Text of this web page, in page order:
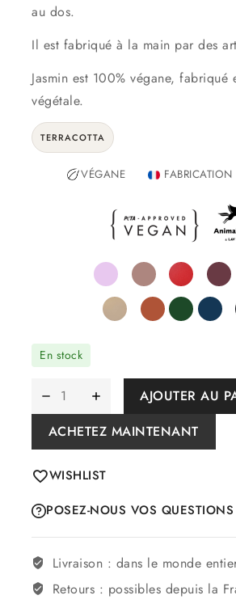
au dos.
Il est fabriqué à la main par des
Jasmin est 100% végane, fabriqué
végétale.
TERRACOTTA
VÉGANE
En stock
AJOUTER AU
ACHETEZ MAINTENANT
WISHLIST
POSEZ-NOUS VOS QUESTIONS
Livraison : dans le monde
Retours : possibles depuis la